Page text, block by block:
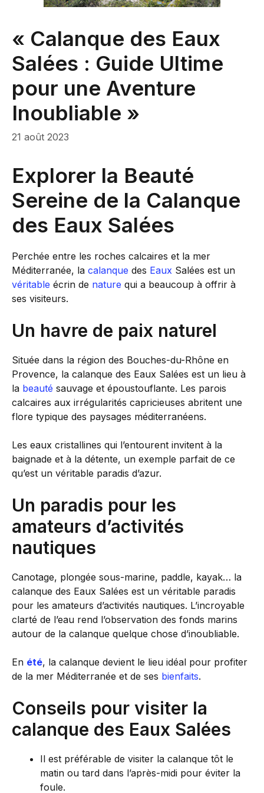
« Calanque des Eaux
Salées : Guide Ultime
pour une Aventure
Inoubliable »
21 août 2023
Explorer la Beauté
Sereine de la Calanque
des Eaux Salées
Perchée entre les roches calcaires et la mer
Méditerranée, la calanque des Eaux Salées est un
véritable écrin de nature qui a beaucoup à offrir à
ses visiteurs.
Un havre de paix naturel
Située dans la région des Bouches-du-Rhône en
Provence, la calanque des Eaux Salées est un lieu à
la beauté sauvage et époustouflante. Les parois
calcaires aux irrégularités capricieuses abritent une
flore typique des paysages méditerranéens.
Les eaux cristallines qui l’entourent invitent à la
baignade et à la détente, un exemple parfait de ce
qu’est un véritable paradis d’azur.
Un paradis pour les
amateurs d’activités
nautiques
Canotage, plongée sous-marine, paddle, kayak… la
calanque des Eaux Salées est un véritable paradis
pour les amateurs d’activités nautiques. L’incroyable
clarté de l’eau rend l’observation des fonds marins
autour de la calanque quelque chose d’inoubliable.
En été, la calanque devient le lieu idéal pour profiter
de la mer Méditerranée et de ses bienfaits.
Conseils pour visiter la
calanque des Eaux Salées
Il est préférable de visiter la calanque tôt le
matin ou tard dans l’après-midi pour éviter la
foule.